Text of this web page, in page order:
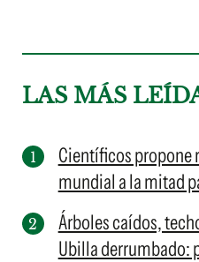
LAS MÁS
Científicos propone
mundial a la mitad
Árboles caídos,
Ubilla derrumbado: